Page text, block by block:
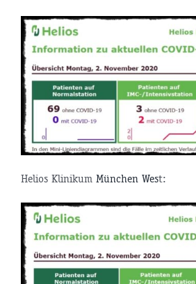
Helios Klinikum München West: